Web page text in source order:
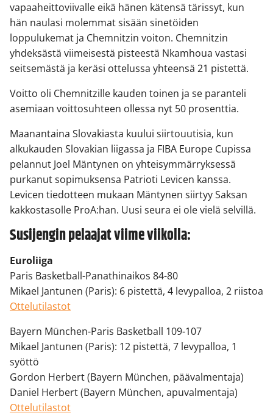
vapaaheittoviivalle eikä hänen kätensä tärissyt, kun
hän naulasi molemmat sisään sinetöiden
loppulukemat ja Chemnitzin voiton. Chemnitzin
yhdeksästä viimeisestä pisteestä Nkamhoua vastasi
seitsemästä ja keräsi ottelussa yhteensä 21 pistettä.
Voitto oli Chemnitzille kauden toinen ja se paranteli
asemiaan voittosuhteen ollessa nyt 50 prosenttia.
Maanantaina Slovakiasta kuului siirtouutisia, kun
alkukauden Slovakian liigassa ja FIBA Europe Cupissa
pelannut Joel Mäntynen on yhteisymmärryksessä
purkanut sopimuksensa Patrioti Levicen kanssa.
Levicen tiedotteen mukaan Mäntynen siirtyy Saksan
kakkostasolle ProA:han. Uusi seura ei ole vielä selvillä.
Susijengin pelaajat viime viikolla:
Euroliiga
Paris Basketball-Panathinaikos 84-80
Mikael Jantunen (Paris): 6 pistettä, 4 levypalloa, 2 riistoa
Ottelutilastot
Bayern München-Paris Basketball 109-107
Mikael Jantunen (Paris): 12 pistettä, 7 levypalloa, 1
syöttö
Gordon Herbert (Bayern München, päävalmentaja)
Daniel Herbert (Bayern München, apuvalmentaja)
Ottelutilastot